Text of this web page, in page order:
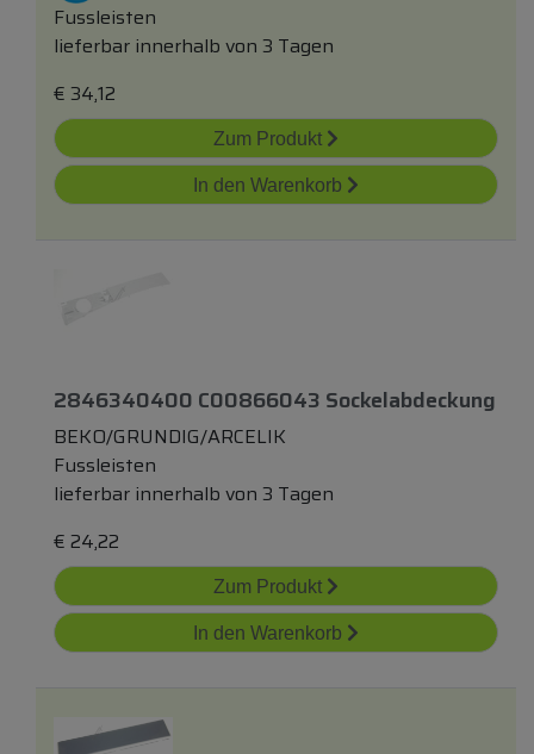
Fussleisten
lieferbar innerhalb von 3 Tagen
€ 34,12
Zum Produkt
In den Warenkorb
2846340400 C00866043 Sockelabdeckung
BEKO/GRUNDIG/ARCELIK
Fussleisten
lieferbar innerhalb von 3 Tagen
€ 24,22
Zum Produkt
In den Warenkorb